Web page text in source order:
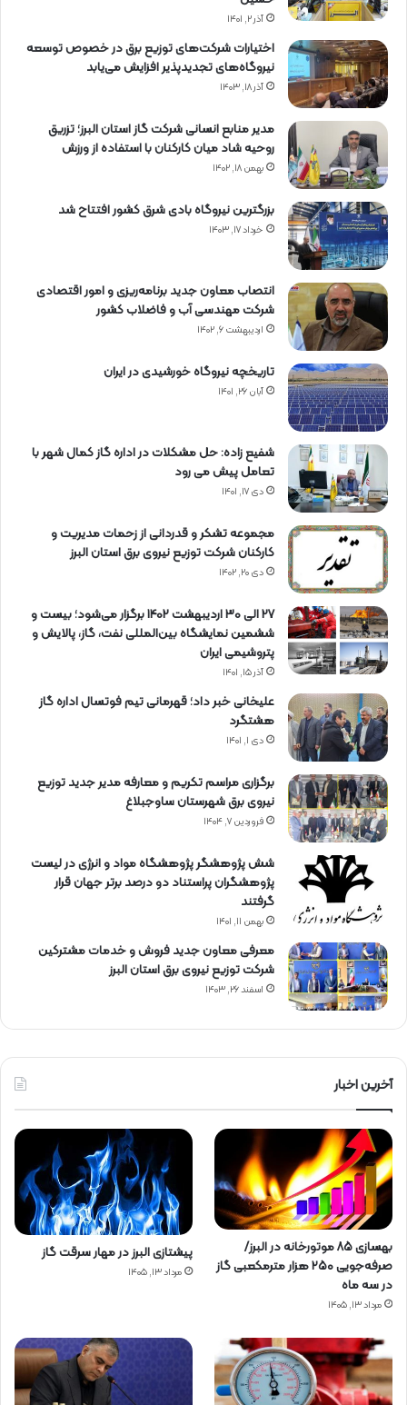
آذر ۲, ۱۴۰۱
اختیارات شرکت‌های توزیع برق در خصوص توسعه
نیروگاه‌های تجدیدپذیر افزایش می‌یابد
آذر ۱۸, ۱۴۰۳
مدیر منابع انسانی شرکت گاز استان البرز؛ تزریق
روحیه شاد میان کارکنان با استفاده از ورزش
بهمن ۱۸, ۱۴۰۲
بزرگترین نیروگاه بادی شرق کشور افتتاح شد
خرداد ۱۷, ۱۴۰۳
انتصاب معاون جدید برنامه‌ریزی و امور اقتصادی
شرکت مهندسی آب و فاضلاب کشور
اردیبهشت ۶, ۱۴۰۲
تاریخچه نیروگاه خورشیدی در ایران
آبان ۲۶, ۱۴۰۱
شفیع زاده: حل مشکلات در اداره گاز کمال شهر با
تعامل پیش می رود
دی ۱۷, ۱۴۰۱
مجموعه تشکر و قدردانی از زحمات مدیریت و
کارکنان شرکت توزیع نیروی برق استان البرز
دی ۲۰, ۱۴۰۲
27 الی 30 اردیبهشت 1402 برگزار می‌شود؛ بیست و
ششمین نمایشگاه بین‌المللی نفت، گاز، پالایش و
پتروشیمی ایران
آذر ۱۵, ۱۴۰۱
علیخانی خبر داد؛ قهرمانی تیم فوتسال اداره گاز
هشتگرد
دی ۱, ۱۴۰۱
برگزاری مراسم تكریم و معارفه مدیر جدید توزیع
نیروی برق شهرستان ساوجبلاغ
فروردین ۷, ۱۴۰۴
شش پژوهشگر پژوهشگاه مواد و انرژی در لیست
پژوهشگران پراستناد دو درصد برتر جهان قرار
گرفتند
بهمن ۱۱, ۱۴۰۱
معرفی معاون جدید فروش و خدمات مشتركین
شركت توزیع نیروی برق استان البرز
اسفند ۲۶, ۱۴۰۳
آخرین اخبار
بهسازی ۸۵ موتورخانه در البرز/
صرفه‌جویی ۲۵۰ هزار مترمکعبی گاز
در سه ماه
مرداد ۱۳, ۱۴۰۵
پیشتازی البرز در مهار سرقت گاز
مرداد ۱۳, ۱۴۰۵